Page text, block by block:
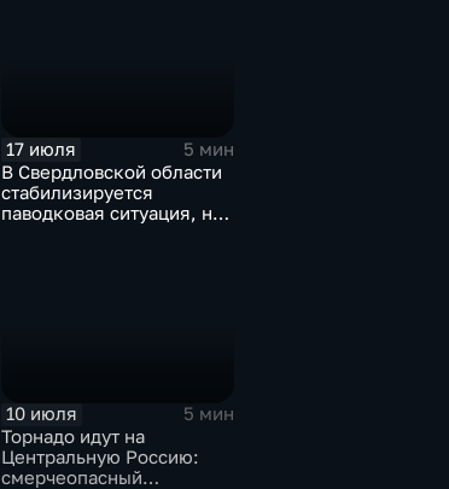
17 июля
5 мин
В Свердловской области
стабилизируется
паводковая ситуация, но
10 июля
5 мин
Торнадо идут на
Центральную Россию:
смерчеопасный